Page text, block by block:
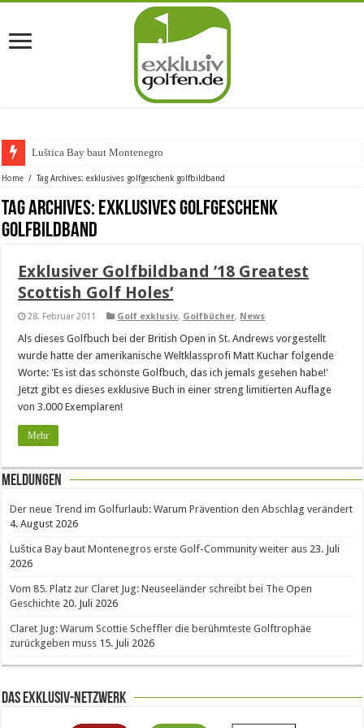
Luštica Bay baut Montenegros er
Home / Tag Archives: exklusives golfgeschenk golfbildband
Tag Archives: exklusives golfgeschenk
golfbildband
Exklusiver Golfbildband ’18 Greatest
Scottish Golf Holes‘
28. Februar 2011 Golf exklusiv, Golfbücher, News
Als dieses Golfbuch bei der British Open in St. Andrews vorgestellt
wurde hatte der amerikanische Weltklassprofi Matt Kuchar folgende
Worte: 'Es ist das schönste Golfbuch, das ich jemals gesehen habe!'
Jetzt gibt es dieses exklusive Buch in einer streng limitierten Auflage
von 3.000 Exemplaren!
Mehr
Meldungen
Der neue Trend im Golfurlaub: Warum Prävention den Abschlag verändert
4. August 2026
Luštica Bay baut Montenegros erste Golf-Community weiter aus 23. Juli
2026
Vom 85. Platz zur Claret Jug: Neuseeländer schreibt bei The Open
Geschichte 20. Juli 2026
Claret Jug: Warum Scottie Scheffler die berühmteste Golftrophäe
zurückgeben muss 15. Juli 2026
Das Exklusiv-Netzwerk